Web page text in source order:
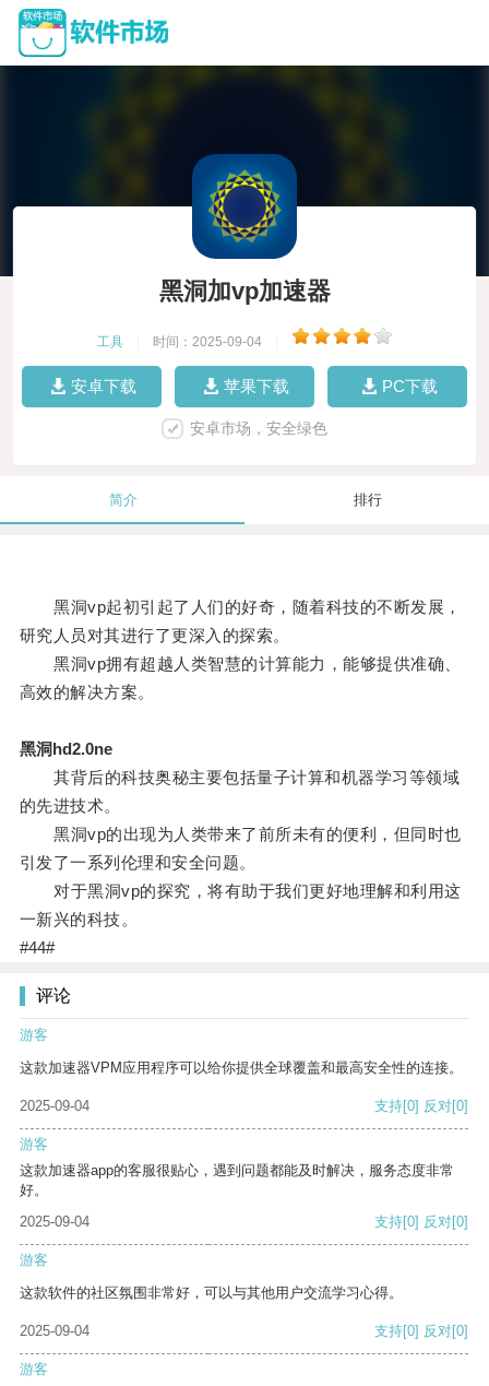
黑洞加vp加速器
工具 时间：2025-09-04
安卓下载 苹果下载 PC下载
安卓市场，安全绿色
简介 排行
黑洞vp起初引起了人们的好奇，随着科技的不断发展，
研究人员对其进行了更深入的探索。
黑洞vp拥有超越人类智慧的计算能力，能够提供准确、
高效的解决方案。
黑洞hd2.0ne
其背后的科技奥秘主要包括量子计算和机器学习等领域
的先进技术。
黑洞vp的出现为人类带来了前所未有的便利，但同时也
引发了一系列伦理和安全问题。
对于黑洞vp的探究，将有助于我们更好地理解和利用这
一新兴的科技。
#44#
评论
游客
这款加速器VPM应用程序可以给你提供全球覆盖和最高安全性的连接。
2025-09-04 支持[0] 反对[0]
游客
这款加速器app的客服很贴心，遇到问题都能及时解决，服务态度非常
好。
2025-09-04
支持[0] 反对[0]
游客
这款软件的社区氛围非常好，可以与其他用户交流学习心得。
2025-09-04 支持[0] 反对[0]
游客